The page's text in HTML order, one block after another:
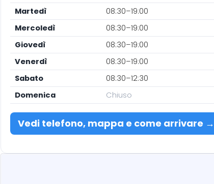
Martedì
08:30–19:00
Mercoledì
08:30–19:00
Giovedì
08:30–19:00
Venerdì
08:30–19:00
Sabato
08:30–12:30
Domenica
Chiuso
Vedi telefono, mappa e come arrivare →